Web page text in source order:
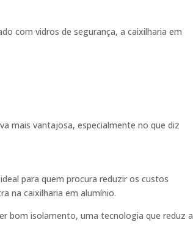
com vidros de segurança, a caixilharia em
mais vantajosa, especialmente no que diz
para quem procura reduzir os custos
na caixilharia em alumínio.
bom isolamento, uma tecnologia que reduz a